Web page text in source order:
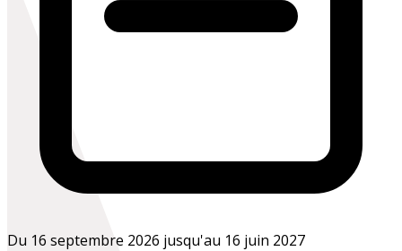
Du 16 septembre 2026 jusqu'au 16 juin 2027